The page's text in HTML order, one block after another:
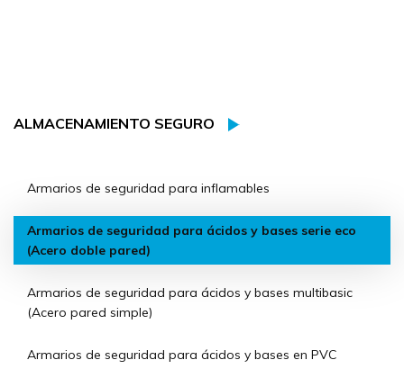
ALMACENAMIENTO SEGURO
Armarios de seguridad para inflamables
Armarios de seguridad para ácidos y bases serie eco
(Acero doble pared)
Armarios de seguridad para ácidos y bases multibasic
(Acero pared simple)
Armarios de seguridad para ácidos y bases en PVC